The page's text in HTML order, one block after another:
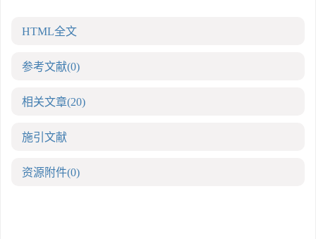
HTML全文
参考文献(0)
相关文章(20)
施引文献
资源附件(0)